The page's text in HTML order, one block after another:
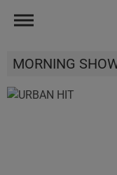
MORNING